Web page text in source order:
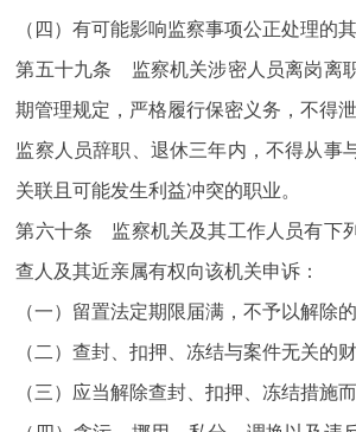
（四）有可能影响监察事项公正处理的
第五十九条 监察机关涉密人员离岗离
期管理规定，严格履行保密义务，不得泄
监察人员辞职、退休三年内，不得从事
关联且可能发生利益冲突的职业。
第六十条 监察机关及其工作人员有下
查人及其近亲属有权向该机关申诉：
（一）留置法定期限届满，不予以解除的
（二）查封、扣押、冻结与案件无关的财
（三）应当解除查封、扣押、冻结措施